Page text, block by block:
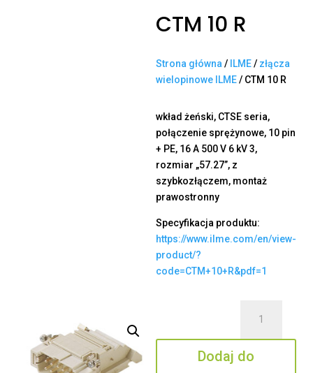
CTM 10 R
Strona główna / ILME/ złącza
wielopinowe ILME/ CTM 10 R
wkład żeński, CTSE seria,
połączenie sprężynowe, 10 pin
+ PE, 16 A 500 V 6 kV 3,
rozmiar „57.27”, z
szybkozłączem, montaż
prawostronny
Specyfikacja produktu:
https://www.ilme.com/en/view-
product/?
code=CTM+10+R&pdf=1
10
R
Dodaj do